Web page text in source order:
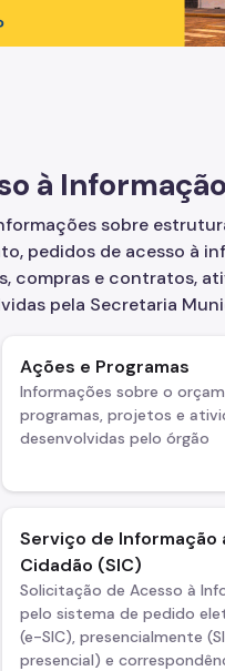
à Informação
sobre
pedidos de acesso à
compras e contratos,
pela Secretaria
Ações e Programas
Informações sobre o
programas, projetos e
desenvolvidas pelo órgão
Serviço de Informação
Cidadão (SIC)
Solicitação de Acesso à
pelo sistema de pedido
(e-SIC), presencialmente
presencial) e